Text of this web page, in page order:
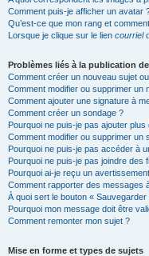
Comment puis-je afficher un avatar
Qu’est-ce que mon rang et
Lorsque je clique sur le lien courriel
Problèmes liés à la publication
Comment créer un nouveau sujet
Comment modifier ou supprimer un
Comment ajouter une signature à
Comment créer un sondage ?
Pourquoi ne puis-je pas ajouter plus
Comment modifier ou supprimer un
Pourquoi ne puis-je pas accéder à
Pourquoi ne puis-je pas joindre des
Pourquoi ai-je reçu un
Comment rapporter des messages
À quoi sert le bouton «
Pourquoi mon message doit être
Comment remonter mon sujet ?
Mise en forme et types de sujets